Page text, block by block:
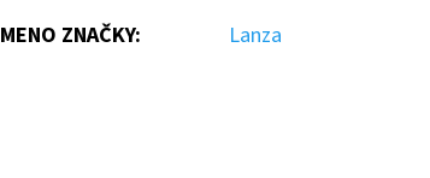
MENO ZNAČKY: Lanza